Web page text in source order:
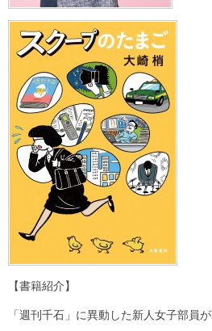
【書籍紹介】
「週刊千石」に異動した新人女子部員が